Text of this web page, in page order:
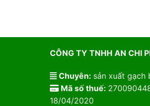
CÔNG TY TNHH AN CHI
Chuyên: sản xuất gạch
Mã số thuế:
18/04/2020